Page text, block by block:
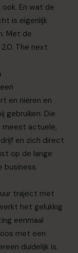
En wat de
is eigenlijk
Met de
The next
en nieren en
gebruiken. Die
meest actuele,
en zich direct
op de lange
business.
traject met
het gelukkig
eenmaal
met een
duidelijk is.